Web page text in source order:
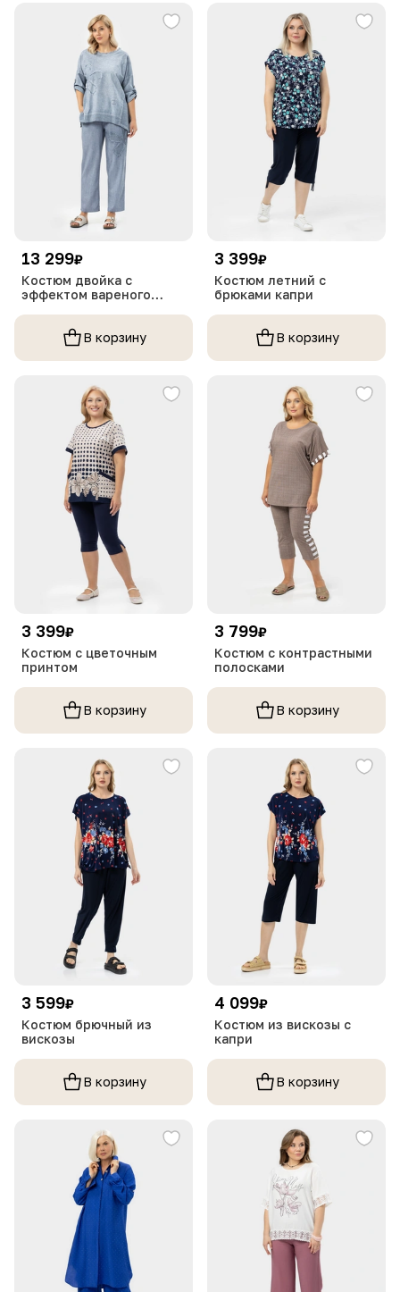
13 299₽
Костюм двойка с
эффектом вареного
В корзину
3 399₽
Костюм летний с
брюками капри
В корзину
3 399₽
Костюм с цветочным
принтом
В корзину
3 799₽
Костюм с контрастными
полосками
В корзину
3 599₽
Костюм брючный из
вискозы
В корзину
4 099₽
Костюм из вискозы с
капри
В корзину